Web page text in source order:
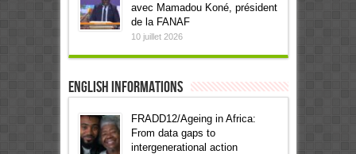
avec Mamadou Koné, président
de la FANAF
10 juillet 2026
English informations
FRADD12/Ageing in Africa:
From data gaps to
intergenerational action